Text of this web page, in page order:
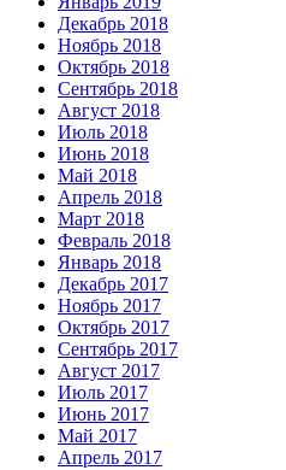
Декабрь 2018
Ноябрь 2018
Октябрь 2018
Сентябрь 2018
Август 2018
Июль 2018
Июнь 2018
Май 2018
Апрель 2018
Март 2018
Февраль 2018
Январь 2018
Декабрь 2017
Ноябрь 2017
Октябрь 2017
Сентябрь 2017
Август 2017
Июль 2017
Июнь 2017
Май 2017
Апрель 2017